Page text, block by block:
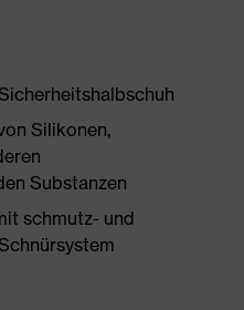
Silikonen,
Substanzen
schmutz- und